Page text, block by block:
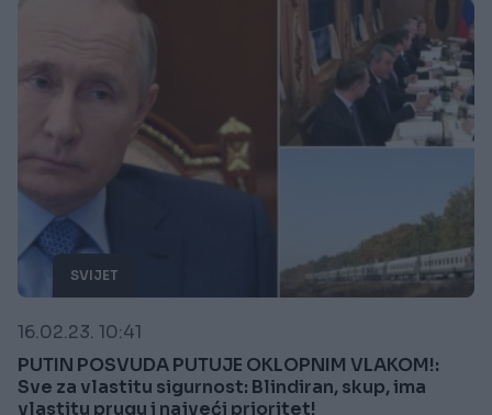
SVIJET
16.02.23. 10:41
PUTIN POSVUDA PUTUJE OKLOPNIM VLAKOM!:
Sve za vlastitu sigurnost: Blindiran, skup, ima
vlastitu prugu i najveći prioritet!